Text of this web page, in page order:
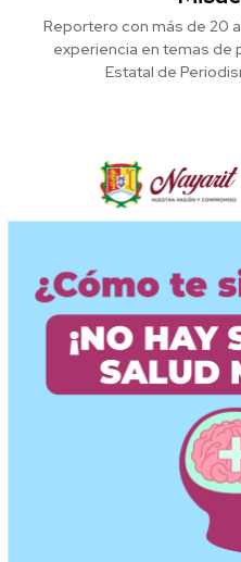
Reportero con más de 20
experiencia en temas de
Estatal de